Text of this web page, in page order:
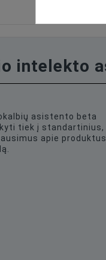
intelekto
asistento beta
tiek į standartinius,
apie produktus